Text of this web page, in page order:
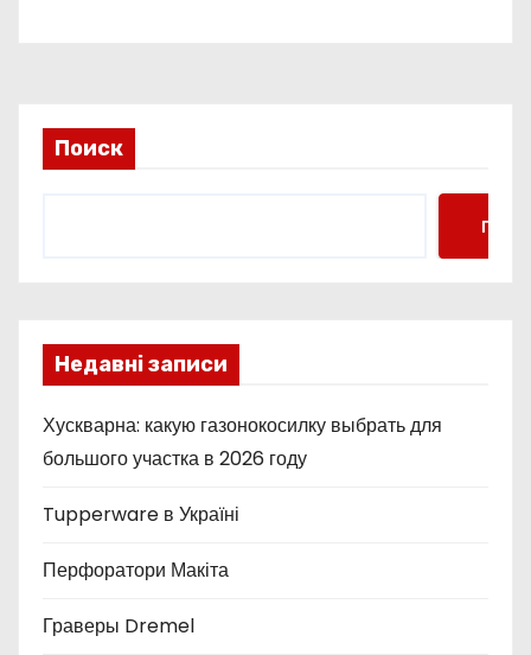
Поиск
Поиск
Недавні записи
Хускварна: какую газонокосилку выбрать для
большого участка в 2026 году
Tupperware в Україні
Перфоратори Макіта
Граверы Dremel